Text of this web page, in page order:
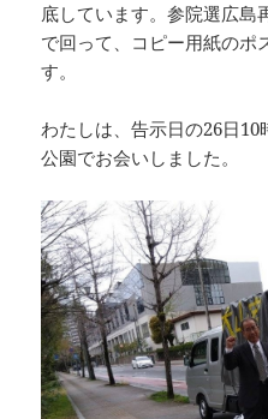
底しています。参院選広島
で回って、コピー用紙のポ
す。
わたしは、告示日の26日
公園でお会いしました。